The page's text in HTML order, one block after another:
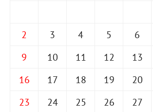
2
3 4 5 6
9
10 11 12 13
16
17 18 19 20
23
24 25 26 27